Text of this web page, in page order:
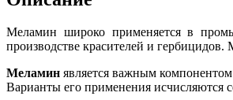
Меламин широко применяется в
производстве красителей и
Меламин является важным
Варианты его применения исчисляются